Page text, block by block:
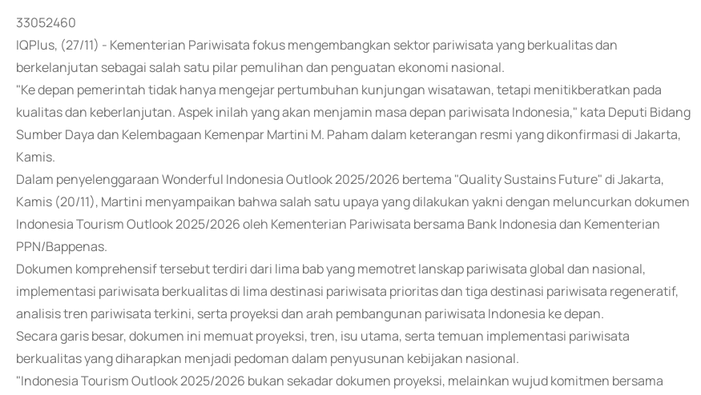
33052460
IQPlus, (27/11) - Kementerian Pariwisata fokus mengembangkan sektor pariwisata yang berkualitas dan
berkelanjutan sebagai salah satu pilar pemulihan dan penguatan ekonomi nasional.
"Ke depan pemerintah tidak hanya mengejar pertumbuhan kunjungan wisatawan, tetapi menitikberatkan pada
kualitas dan keberlanjutan. Aspek inilah yang akan menjamin masa depan pariwisata Indonesia," kata Deputi Bidang
Sumber Daya dan Kelembagaan Kemenpar Martini M. Paham dalam keterangan resmi yang dikonfirmasi di Jakarta,
Kamis.
Dalam penyelenggaraan Wonderful Indonesia Outlook 2025/2026 bertema "Quality Sustains Future" di Jakarta,
Kamis (20/11), Martini menyampaikan bahwa salah satu upaya yang dilakukan yakni dengan meluncurkan dokumen
Indonesia Tourism Outlook 2025/2026 oleh Kementerian Pariwisata bersama Bank Indonesia dan Kementerian
PPN/Bappenas.
Dokumen komprehensif tersebut terdiri dari lima bab yang memotret lanskap pariwisata global dan nasional,
implementasi pariwisata berkualitas di lima destinasi pariwisata prioritas dan tiga destinasi pariwisata regeneratif,
analisis tren pariwisata terkini, serta proyeksi dan arah pembangunan pariwisata Indonesia ke depan.
Secara garis besar, dokumen ini memuat proyeksi, tren, isu utama, serta temuan implementasi pariwisata
berkualitas yang diharapkan menjadi pedoman dalam penyusunan kebijakan nasional.
"Indonesia Tourism Outlook 2025/2026 bukan sekadar dokumen proyeksi, melainkan wujud komitmen bersama